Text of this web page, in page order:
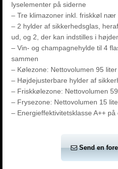
lyselementer på siderne
– Tre klimazoner inkl. friskkøl nær
– 2 hylder af sikkerhedsglas,
ud, og 2, der kan indstilles i
– Vin- og champagnehylde til 4
sammen
– Kølezone: Nettovolumen 95 liter
– Højdejusterbare hylder af
– Friskkølezone: Nettovolumen
– Frysezone: Nettovolumen 15
– Energieffektivitetsklasse A++
Send en